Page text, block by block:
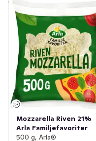
Mozzarella Riven 21%
Arla Familjefavoriter
500 g, Arla®